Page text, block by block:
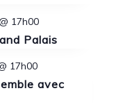
17h00
Palais
17h00
avec